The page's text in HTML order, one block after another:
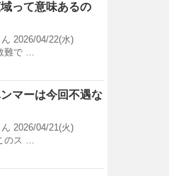
域って意味あるの
2026/04/22(水)
難で …
ンマーは今回不遇な
2026/04/21(火)
のス …